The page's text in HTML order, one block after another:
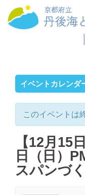
イベントカレンダ
このイベントは
【12月15
日（日）
スパンづ